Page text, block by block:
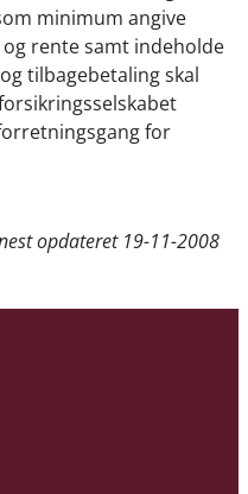
minimum angive
rente samt indeholde
tilbagebetaling skal
for
opdateret 19-11-2008